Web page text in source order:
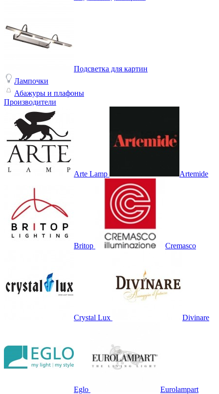
Подсветка для картин
Лампочки
Абажуры и плафоны
Производители
Arte Lamp Artemide
Britop Cremasco
Crystal Lux Divinare
Eglo Eurolampart